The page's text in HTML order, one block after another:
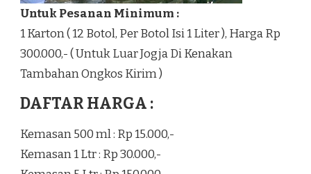
Untuk Pesanan Minimum :
1 Karton ( 12 Botol, Per Botol Isi 1 Liter ), Harga Rp
300.000,- ( Untuk Luar Jogja Di Kenakan
Tambahan Ongkos Kirim )
DAFTAR HARGA :
Kemasan 500 ml : Rp 15.000,-
Kemasan 1 Ltr : Rp 30.000,-